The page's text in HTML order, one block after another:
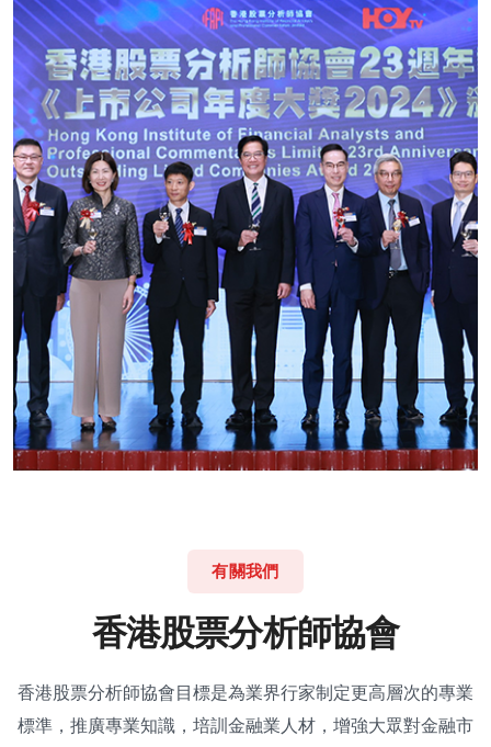
有關我們
香港股票分析師協會
香港股票分析師協會目標是為業界行家制定更高層次的專業
標準，推廣專業知識，培訓金融業人材，增強大眾對金融市